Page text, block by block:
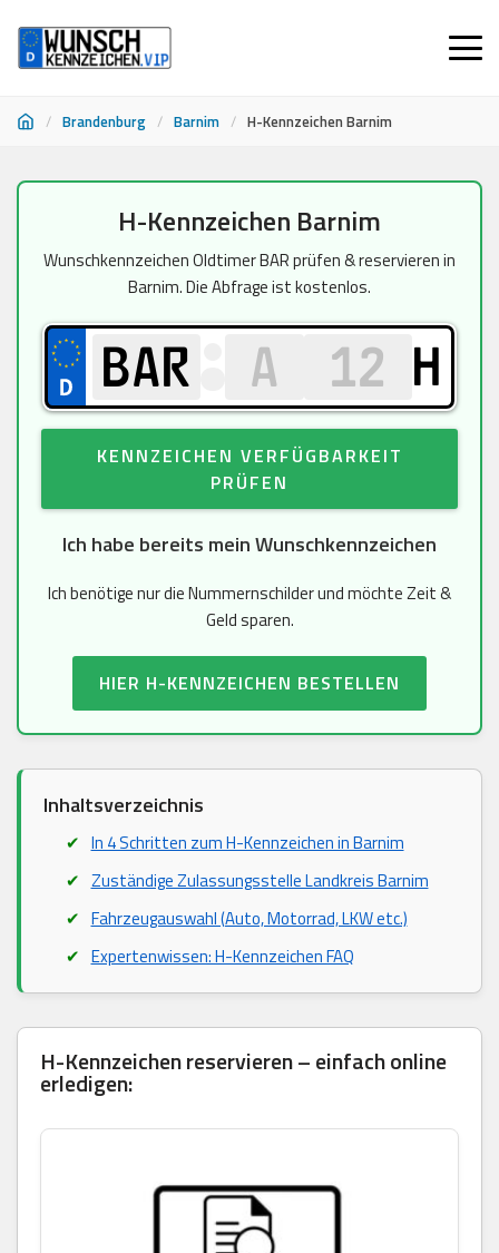
/ Brandenburg / Barnim / H-Kennzeichen Barnim
springen
H-Kennzeichen Barnim
Wunschkennzeichen Oldtimer BAR prüfen & reservieren in
Barnim. Die Abfrage ist kostenlos.
H
KENNZEICHEN VERFÜGBARKEIT
PRÜFEN
Ich habe bereits mein Wunschkennzeichen
Ich benötige nur die Nummernschilder und möchte Zeit &
Geld sparen.
HIER H-KENNZEICHEN BESTELLEN
Inhaltsverzeichnis
In 4 Schritten zum H-Kennzeichen in Barnim
Zuständige Zulassungsstelle Landkreis Barnim
Fahrzeugauswahl (Auto, Motorrad, LKW etc.)
Expertenwissen: H-Kennzeichen FAQ
H-Kennzeichen reservieren – einfach online
erledigen: